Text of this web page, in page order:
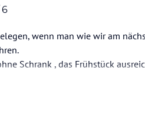
6
wenn man wie wir am
Schrank , das Frühstück